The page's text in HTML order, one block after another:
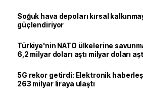
Soğuk hava depoları kırsal
güçlendiriyor
Türkiye'nin NATO ülkelerine
6,2 milyar doları aştı milyar doları
5G rekor getirdi: Elektronik
263 milyar liraya ulaştı